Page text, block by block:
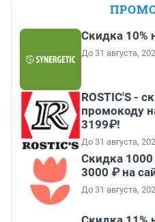
Скидка 10%
До 31 августа,
ROSTIC'S -
промокоду
3199₽!
До 31 августа,
Скидка
3000 ₽ на
До 31 августа,